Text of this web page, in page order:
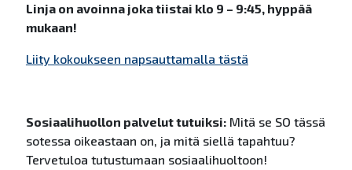
Linja on avoinna joka tiistai klo 9 – 9:45, hyppää
mukaan!
Liity kokoukseen napsauttamalla tästä
Sosiaalihuollon palvelut tutuiksi:Mitä se SO tässä
sotessa oikeastaan on, ja mitä siellä tapahtuu?
Tervetuloa tutustumaan sosiaalihuoltoon!